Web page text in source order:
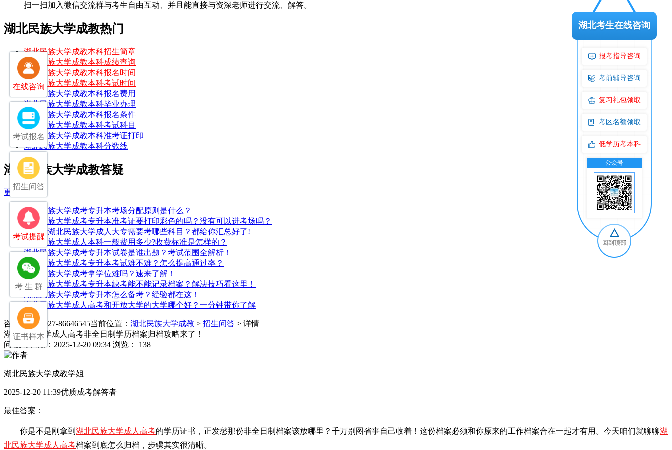
扫一扫加入微信交流群与考生自由互动、并且能直接与资深老师进行交流、解答。
湖北民族大学成教热门
湖北民族大学成教本科招生简章
湖北民族大学成教本科成绩查询
湖北民族大学成教本科报名时间
湖北民族大学成教本科考试时间
湖北民族大学成教本科报名费用
湖北民族大学成教本科毕业办理
湖北民族大学成教本科报名条件
湖北民族大学成教本科考试科目
湖北民族大学成教本科准考证打印
湖北民族大学成教本科分数线
湖北民族大学成教答疑
更多>>
湖北民族大学成考专升本考场分配原则是什么？
湖北民族大学成考专升本准考证要打印彩色的吗？没有可以进考场吗？
中专考湖北民族大学成人大专需要考哪些科目？都给你汇总好了!
湖北民族大学成人本科一般费用多少?收费标准是怎样的？
湖北民族大学成考专升本试卷是谁出题？考试范围全解析！
湖北民族大学成考专升本考试难不难？怎么提高通过率？
湖北民族大学成考拿学位难吗？速来了解！
湖北民族大学成考专升本缺考能不能记录档案？解决技巧看这里！
湖北民族大学成考专升本怎么备考？经验都在这！
湖北民族大学成人高考和开放大学的大学哪个好？一分钟带你了解
咨询电话：027-86646545当前位置： 湖北民族大学成教 > 招生问答 > 详情
湖北民族大学成人高考非全日制学历档案归档攻略来了！
问 发布日期：2025-12-20 09:34 浏览： 138
湖北民族大学成教学姐
2025-12-20 11:39优质成考解答者
最佳答案：
你是不是刚拿到 湖北民族大学成人高考的学历证书，正发愁那份非全日制档案该放哪里？千万别图省事自己收着！这份档案必须和你原来的工作档案合在一起才有用。今天咱们就聊聊湖
北民族大学成人高考档案到底怎么归档，步骤其实很清晰。
在线咨询
考试报名
招生问答
考试提醒
考 生 群
证书样本
湖北考生在线咨询
报考指导咨询
考前辅导咨询
复习礼包领取
考区名额领取
低学历考本科
公众号
回到顶部